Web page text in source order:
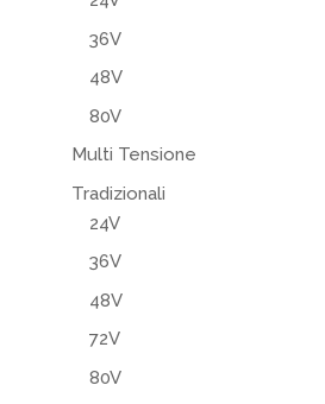
36V
48V
80V
Multi Tensione
Tradizionali
24V
36V
48V
72V
80V